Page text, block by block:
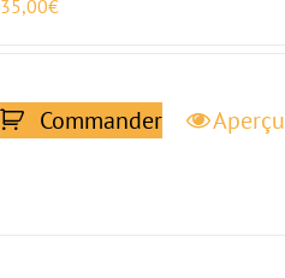
35,00€
Commander Aperçu